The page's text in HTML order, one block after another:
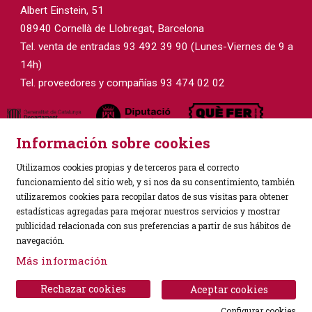
Albert Einstein, 51
08940 Cornellà de Llobregat, Barcelona
Tel. venta de entradas 93 492 39 90 (Lunes-Viernes de 9 a
14h)
Tel. proveedores y compañías 93 474 02 02
Sitemap | Aviso Legal | Política de Privacidad
|
Uso de Cookies
Información sobre cookies
Utilizamos cookies propias y de terceros para el correcto
funcionamiento del sitio web, y si nos da su consentimiento, también
utilizaremos cookies para recopilar datos de sus visitas para obtener
estadísticas agregadas para mejorar nuestros servicios y mostrar
publicidad relacionada con sus preferencias a partir de sus hábitos de
navegación.
Más información
Aceptar cookies
Rechazar cookies